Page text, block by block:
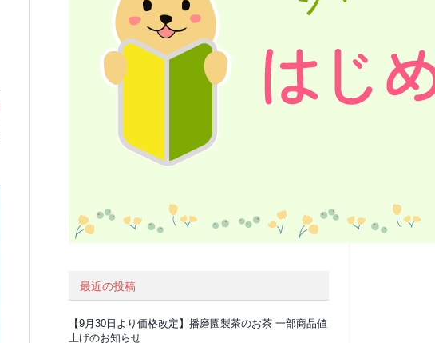
最近の投稿
【9月30日より価格改定】播磨園製茶のお茶 一部商品値
上げのお知らせ